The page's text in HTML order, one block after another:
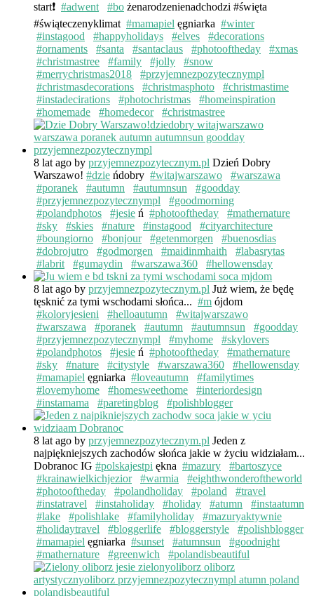
start❗️ #adwent #bo żenarodzenienadchodzi #święta
#świąteczenyklimat #mamapiel ęgniarka #winter
#instagood
#happyholidays #elves
#decorations
#ornaments
#santa #santaclaus #photooftheday
#xmas
#christmastree
#family #jolly
#snow
#merrychristmas2018
#przyjemnezpozytecznympl
#christmasdecorations
#christmasphoto
#christmastime
#instadecirations
#photochristmas
#homeinspiration
#homemade
#homedecor #christmastree
8 lat ago by przyjemnezpozytecznym.pl Dzień Dobry
Warszawo! #dzie ńdobry #witajwarszawo
#warszawa
#poranek
#autumn #autumnsun
#goodday
#przyjemnezpozytecznympl
#goodmorning
#polandphotos
#jesie ń #photooftheday
#mathernature
#sky
#skies #nature #instagood
#cityarchitecture
#boungiorno
#bonjour #getenmorgen
#buenosdias
#dobrojutro
#godmorgen #maidinmhaith
#labasrytas
#labrit
#gumaydin #warszawa360 #hellowensday
8 lat ago by przyjemnezpozytecznym.pl Już wiem, że będę
tęsknić za tymi wschodami słońca... #m ójdom
#koloryjesieni
#helloautumn
#witajwarszawo
#warszawa
#poranek #autumn #autumnsun
#goodday
#przyjemnezpozytecznympl
#myhome
#skylovers
#polandphotos
#jesie ń #photooftheday
#mathernature
#sky
#nature #citystyle #warszawa360
#hellowensday
#mamapiel ęgniarka #loveautumn
#familytimes
#lovemyhome
#homesweethome
#interiordesign
#instamama
#paretingblog #polishblogger
8 lat ago by przyjemnezpozytecznym.pl Jeden z
najpiękniejszych zachodów słońca jakie w życiu widziałam...
Dobranoc IG #polskajestpi ękna #mazury
#bartoszyce
#krainawielkichjezior
#warmia
#eighthwonderoftheworld
#photooftheday
#polandholiday #poland
#travel
#instatravel
#instaholiday #holiday #atumn
#instaatumn
#lake
#polishlake #familyholiday
#mazuryaktywnie
#holidaytravel
#bloggerlife #bloggerstyle
#polishblogger
#mamapiel ęgniarka #sunset #atumnsun
#goodnight
#mathernature
#greenwich #polandisbeautiful